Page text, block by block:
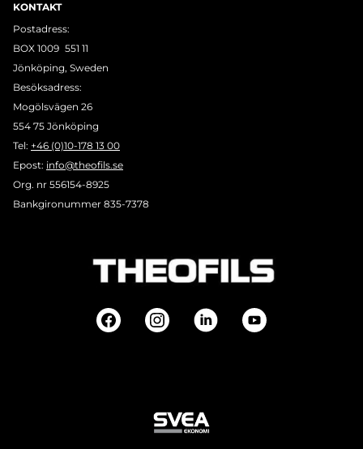
KONTAKT
Postadress:
BOX 1009 551 11
Jönköping, Sweden
Besöksadress:
Mogölsvägen 26
554 75 Jönköping
Tel: +46 (0)10-178 13 00
Epost: info@theofils.se
Org. nr 556154-8925
Bankgironummer 835-7378